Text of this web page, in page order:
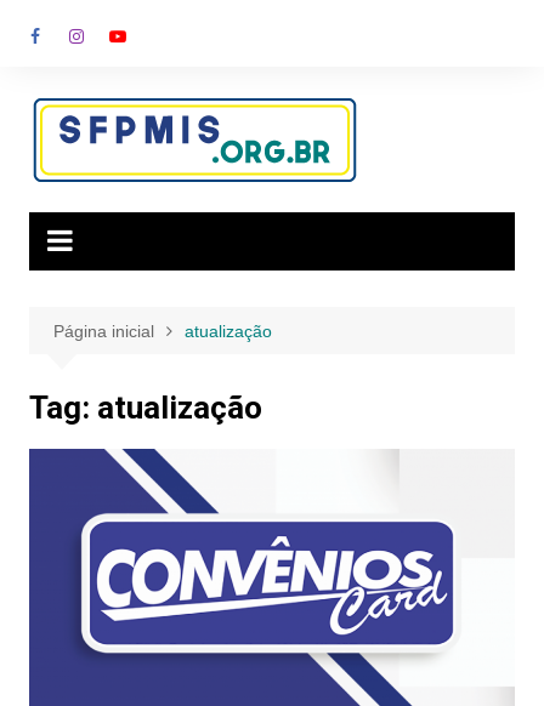
para
conteúdo
Página inicial atualização
Tag: atualização